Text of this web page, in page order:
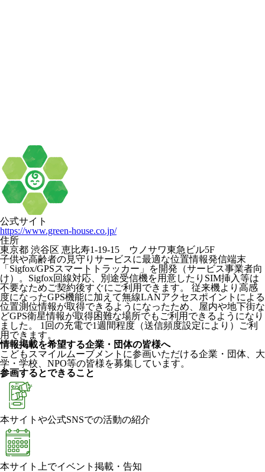
公式サイト
https://www.green-house.co.jp/
住所
東京都 渋谷区 恵比寿1-19-15 ウノサワ東急ビル5F
子供や高齢者の見守りサービスに最適な位置情報発信端末
「Sigfox/GPSスマートトラッカー」を開発（サービス事業者向
け）。Sigfox回線対応、別途受信機を用意したりSIM挿入等は
不要なためご契約後すぐにご利用できます。 従来機より高感
度になったGPS機能に加えて無線LANアクセスポイントによる
位置測位情報が取得できるようになったため、屋内や地下街な
どGPS衛星情報が取得困難な場所でもご利用できるようになり
ました。 1回の充電で1週間程度（送信頻度設定により）ご利
用できます。
情報掲載を希望する企業・団体の皆様へ
こどもスマイルムーブメントに参画いただける企業・団体、大
学・学校、NPO等の皆様を募集しています。
参画するとできること
本サイトや公式SNSでの活動の紹介
本サイト上でイベント掲載・告知